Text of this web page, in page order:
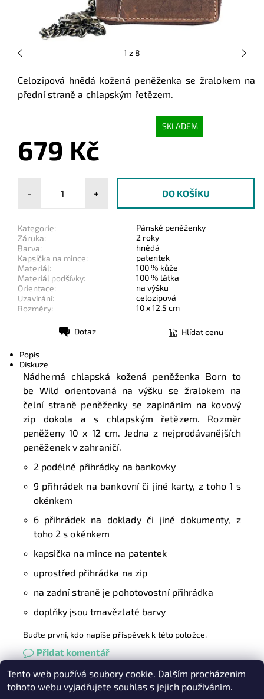
1 z 8
Celozipová hnědá kožená peněženka se žralokem na
přední straně a chlapským řetězem.
SKLADEM
679 Kč
- +
Kategorie:
Pánské peněženky
Záruka:
2 roky
Barva:
hnědá
Kapsička na mince:
patentek
Materiál:
100 % kůže
Materiál podšívky:
100 % látka
Orientace:
na výšku
Uzavírání:
celozipová
Rozměry:
10 x 12,5 cm
Dotaz Hlídat cenu
Popis
Diskuze
Nádherná chlapská kožená peněženka Born to
be Wild orientovaná na výšku se žralokem na
čelní straně peněženky se zapínáním na kovový
zip dokola a s chlapským řetězem. Rozměr
peněženy 10 x 12 cm. Jedna z nejprodávanějších
peněženek v zahraničí.
2 podélné přihrádky na bankovky
9 přihrádek na bankovní či jiné karty, z toho 1 s
okénkem
6 přihrádek na doklady či jiné dokumenty, z
toho 2 s okénkem
kapsička na mince na patentek
uprostřed přihrádka na zip
na zadní straně je pohotovostní přihrádka
doplňky jsou tmavězlaté barvy
Buďte první, kdo napíše příspěvek k této položce.
Přidat komentář
Heureka.cz | Zboží.cz Oázakabelek
Tento web používá soubory cookie. Dalším procházením
tohoto webu vyjadřujete souhlas s jejich používáním.